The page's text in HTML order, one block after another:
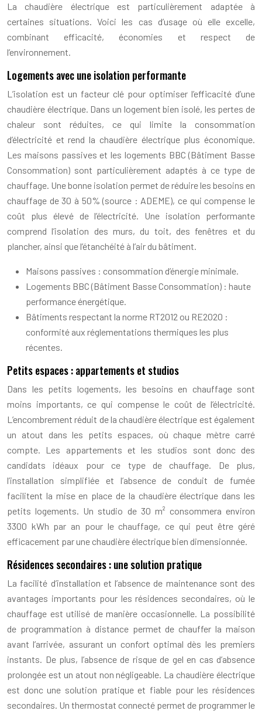
La chaudière électrique est particulièrement adaptée à
certaines situations. Voici les cas d’usage où elle excelle,
combinant efficacité, économies et respect de
l’environnement.
Logements avec une isolation performante
L’isolation est un facteur clé pour optimiser l’efficacité d’une
chaudière électrique. Dans un logement bien isolé, les pertes de
chaleur sont réduites, ce qui limite la consommation
d’électricité et rend la chaudière électrique plus économique.
Les maisons passives et les logements BBC (Bâtiment Basse
Consommation) sont particulièrement adaptés à ce type de
chauffage. Une bonne isolation permet de réduire les besoins en
chauffage de 30 à 50% (source : ADEME), ce qui compense le
coût plus élevé de l’électricité. Une isolation performante
comprend l’isolation des murs, du toit, des fenêtres et du
plancher, ainsi que l’étanchéité à l’air du bâtiment.
Maisons passives : consommation d’énergie minimale.
Logements BBC (Bâtiment Basse Consommation) : haute
performance énergétique.
Bâtiments respectant la norme RT2012 ou RE2020 :
conformité aux réglementations thermiques les plus
récentes.
Petits espaces : appartements et studios
Dans les petits logements, les besoins en chauffage sont
moins importants, ce qui compense le coût de l’électricité.
L’encombrement réduit de la chaudière électrique est également
un atout dans les petits espaces, où chaque mètre carré
compte. Les appartements et les studios sont donc des
candidats idéaux pour ce type de chauffage. De plus,
l’installation simplifiée et l’absence de conduit de fumée
facilitent la mise en place de la chaudière électrique dans les
petits logements. Un studio de 30 m² consommera environ
3300 kWh par an pour le chauffage, ce qui peut être géré
efficacement par une chaudière électrique bien dimensionnée.
Résidences secondaires : une solution pratique
La facilité d’installation et l’absence de maintenance sont des
avantages importants pour les résidences secondaires, où le
chauffage est utilisé de manière occasionnelle. La possibilité
de programmation à distance permet de chauffer la maison
avant l’arrivée, assurant un confort optimal dès les premiers
instants. De plus, l’absence de risque de gel en cas d’absence
prolongée est un atout non négligeable. La chaudière électrique
est donc une solution pratique et fiable pour les résidences
secondaires. Un thermostat connecté permet de programmer le